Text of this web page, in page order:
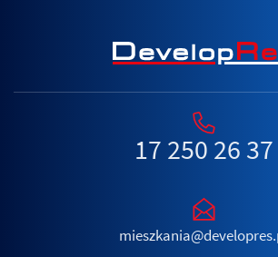
17 250 26 37